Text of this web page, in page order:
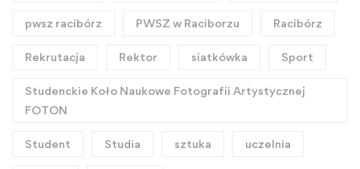
pwsz racibórz PWSZ w Raciborzu Racibórz
Rekrutacja Rektor siatkówka Sport
Studenckie Koło Naukowe Fotografii Artystycznej
FOTON
Student Studia sztuka uczelnia